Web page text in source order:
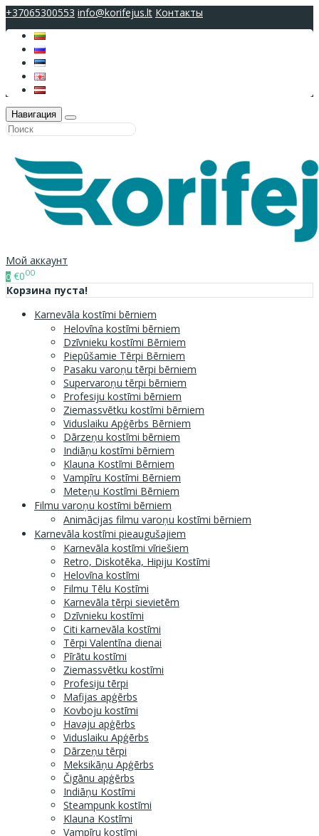
+37065300553 info@korifejus.lt Контакты
Навигация
Мой аккаунт
0 €000
Корзина пуста!
Karnevāla kostīmi bērniem
Helovīna kostīmi bērniem
Dzīvnieku kostīmi Bērniem
Piepūšamie Tērpi Bērniem
Pasaku varoņu tērpi bērniem
Supervaroņu tērpi bērniem
Profesiju kostīmi bērniem
Ziemassvētku kostīmi bērniem
Viduslaiku Apģērbs Bērniem
Dārzeņu kostīmi bērniem
Indiāņu kostīmi bērniem
Klauna Kostīmi Bērniem
Vampīru Kostīmi Bērniem
Meteņu Kostīmi Bērniem
Filmu varoņu kostīmi bērniem
Animācijas filmu varoņu kostīmi bērniem
Karnevāla kostīmi pieaugušajiem
Karnevāla kostīmi vīriešiem
Retro, Diskotēka, Hipiju Kostīmi
Helovīna kostīmi
Filmu Tēlu Kostīmi
Karnevāla tērpi sievietēm
Dzīvnieku kostīmi
Citi karnevāla kostīmi
Tērpi Valentīna dienai
Pīrātu kostīmi
Ziemassvētku kostīmi
Profesiju tērpi
Mafijas apģērbs
Kovboju kostīmi
Havaju apģērbs
Viduslaiku Apģērbs
Dārzeņu tērpi
Meksikāņu Apģērbs
Čigānu apģērbs
Indiāņu Kostīmi
Steampunk kostīmi
Klauna Kostīmi
Vampīru kostīmi